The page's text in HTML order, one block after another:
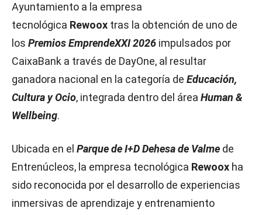
Ayuntamiento a la empresa
tecnológica Rewoox tras la obtención de uno de
los Premios EmprendeXXI 2026 impulsados por
CaixaBank a través de DayOne, al resultar
ganadora nacional en la categoría de Educación,
Cultura y Ocio, integrada dentro del área Human &
Wellbeing.
Ubicada en el Parque de I+D Dehesa de Valme de
Entrenúcleos, la empresa tecnológica Rewoox ha
sido reconocida por el desarrollo de experiencias
inmersivas de aprendizaje y entrenamiento